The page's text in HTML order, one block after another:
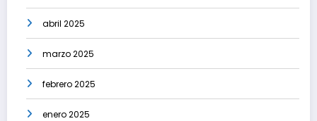
abril 2025
marzo 2025
febrero 2025
enero 2025